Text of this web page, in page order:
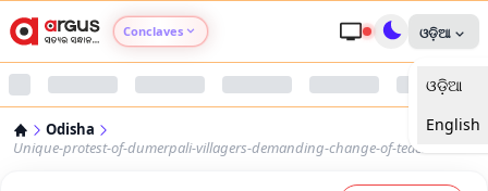
Conclaves
Argus Nari Shakti
ଓଡ଼ିଆ
ଓଡ଼ିଆ
English
Odisha
Unique-protest-of-dumerpali-villagers-demanding-change-of-teachers